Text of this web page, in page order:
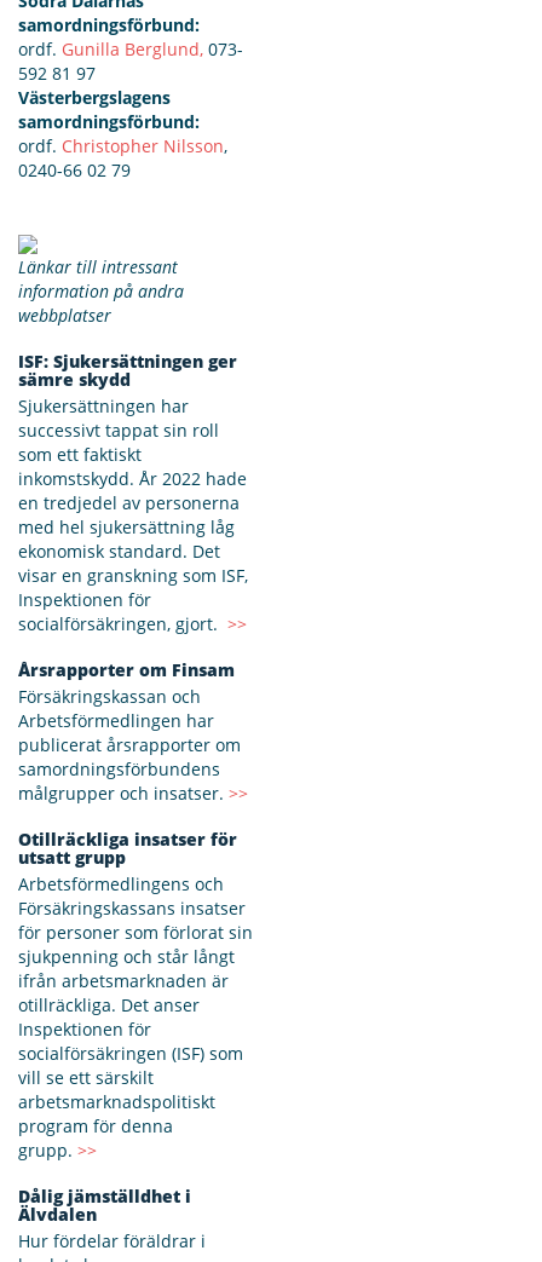
samordningsförbund:
ordf. Gunilla Berglund, 073-
592 81 97
Västerbergslagens
samordningsförbund:
ordf. Christopher Nilsson,
0240-66 02 79
Länkar till intressant
information på andra
webbplatser
ISF: Sjukersättningen ger
sämre skydd
Sjukersättningen har
successivt tappat sin roll
som ett faktiskt
inkomstskydd. År 2022 hade
en tredjedel av personerna
med hel sjukersättning låg
ekonomisk standard. Det
visar en granskning som ISF,
Inspektionen för
socialförsäkringen, gjort. >>
Årsrapporter om Finsam
Försäkringskassan och
Arbetsförmedlingen har
publicerat årsrapporter om
samordningsförbundens
målgrupper och insatser. >>
Otillräckliga insatser för
utsatt grupp
Arbetsförmedlingens och
Försäkringskassans insatser
för personer som förlorat sin
sjukpenning och står långt
ifrån arbetsmarknaden är
otillräckliga. Det anser
Inspektionen för
socialförsäkringen (ISF) som
vill se ett särskilt
arbetsmarknadspolitiskt
program för denna
grupp. >>
Dålig jämställdhet i
Älvdalen
Hur fördelar föräldrar i